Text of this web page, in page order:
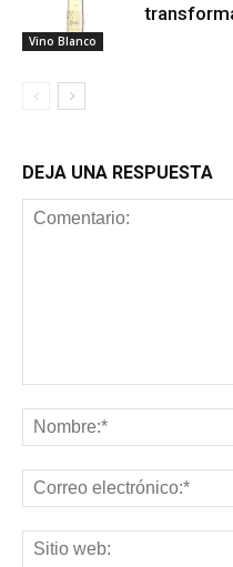
Vino Blanco
DEJA UNA RESPUESTA